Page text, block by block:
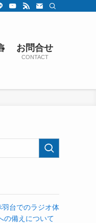
お問合せ
CONTACT
羽台でのラジオ体
の備えについて